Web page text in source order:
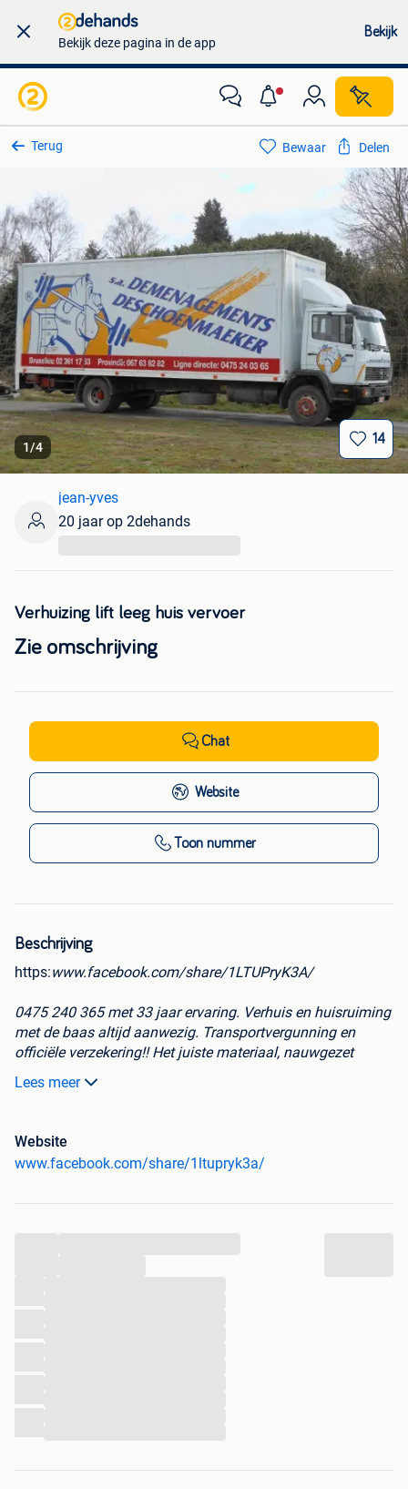
Bekijk deze pagina in de app
Bekijk
Terug
1/4
14
Beschrijving
https:www.facebook.com/share/1LTUPryK3A/
0475 240 365 met 33 jaar ervaring. Verhuis en huisruiming
met de baas altijd aanwezig. Transportvergunning en
officiële verzekering!! Het juiste materiaal, nauwgezet
personeel tegen normale democratische prijzen.
Vorkheftruck, vrachtwagen, bestelwagen en
Lees meer
Website
www.facebook.com/share/1ltupryk3a/
Bewaar Delen
Verhuizing lift leeg huis vervoer
Zie omschrijving
jean-yves
20 jaar op 2dehands
Chat
Website
Toon nummer